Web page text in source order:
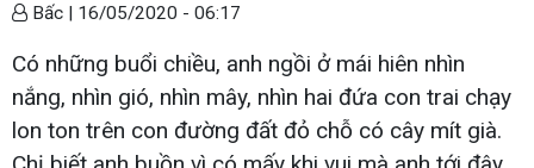
Bấc | 16/05/2020 - 06:17
Có những buổi chiều, anh ngồi ở mái hiên nhìn
nắng, nhìn gió, nhìn mây, nhìn hai đứa con trai chạy
lon ton trên con đường đất đỏ chỗ có cây mít già.